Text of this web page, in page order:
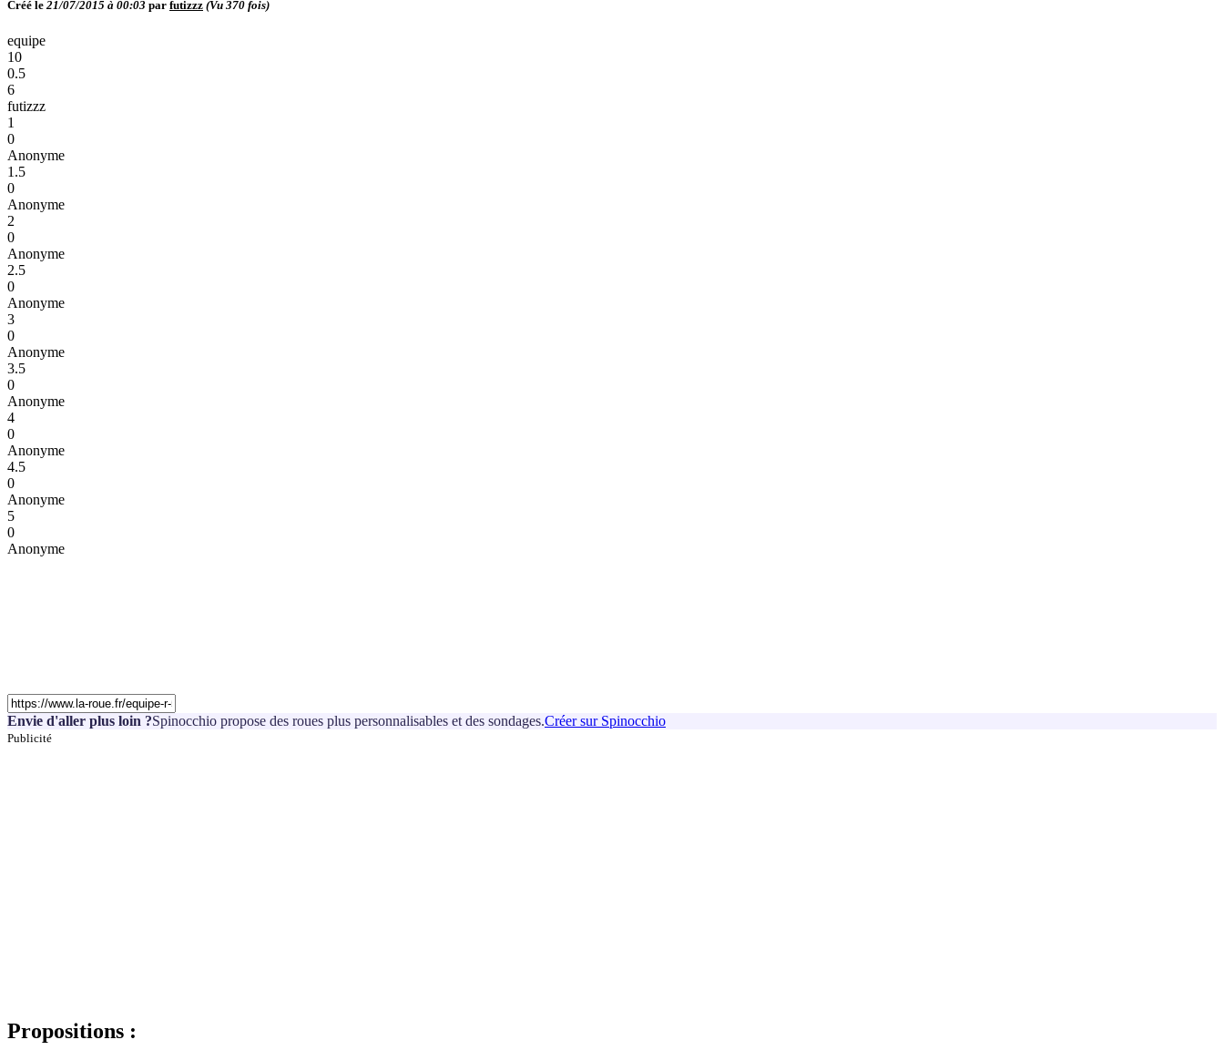
Créé le 21/07/2015 à 00:03 par futizzz (Vu 370 fois)
equipe
10
0.5
6
futizzz
1
0
Anonyme
1.5
0
Anonyme
2
0
Anonyme
2.5
0
Anonyme
3
0
Anonyme
3.5
0
Anonyme
4
0
Anonyme
4.5
0
Anonyme
5
0
Anonyme
Envie d'aller plus loin ?Spinocchio propose des roues plus personnalisables et des sondages.Créer sur Spinocchio
Publicité
Propositions :